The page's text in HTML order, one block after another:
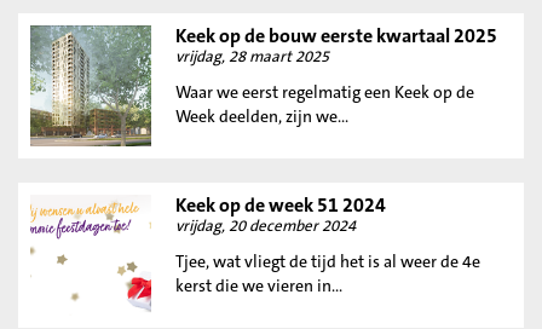
Keek op de bouw eerste kwartaal 2025
vrijdag, 28 maart 2025
Waar we eerst regelmatig een Keek op de
Week deelden, zijn we...
Keek op de week 51 2024
vrijdag, 20 december 2024
Tjee, wat vliegt de tijd het is al weer de 4e
kerst die we vieren in...